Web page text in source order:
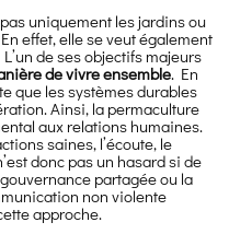
uniquement les jardins ou
effet, elle se veut également
de ses objectifs majeurs
de vivre ensemble. En
que les systèmes durables
Ainsi, la permaculture
aux relations humaines.
saines, l’écoute, le
donc pas un hasard si de
partagée ou la
non violente
approche.